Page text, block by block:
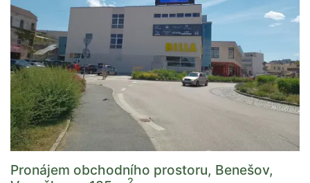
Pronájem obchodního prostoru, Benešov,